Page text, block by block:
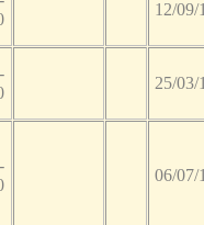
12/09/
25/03/
06/07/